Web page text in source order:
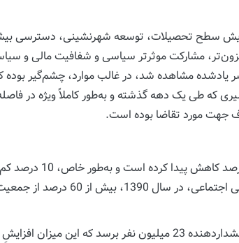
سطح تحصیلات، توسعه شهرنشینی، دسترسی
مشارکت موثرتر سیاسی و شفافیت مالی و
یادشده مشاهده شد، در غالب موارد، چشم‌گیر
جهت مورد تقاضا بوده است.
کاهش سطح رفاه مواجه بوده است. طبقه
تحولات نامطلوب دهه 1390، باعث آن شده است که جمعیت کم‌درآمد کشور به رقم